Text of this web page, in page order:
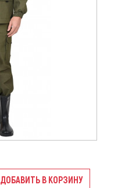
ДОБАВИТЬ В КОРЗИНУ